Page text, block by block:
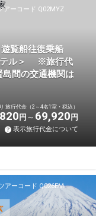
アーコード Q02MYZ
覧船往復乗船
テル＞ ※旅行代
間の交通機関は
旅行代金（2～4名1室・税込）
円 69,920 円
表示旅行代金について
アーコード Q026EM